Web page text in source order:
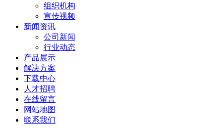
组织机构
宣传视频
新闻资讯
公司新闻
行业动态
产品展示
解决方案
下载中心
人才招聘
在线留言
网站地图
联系我们